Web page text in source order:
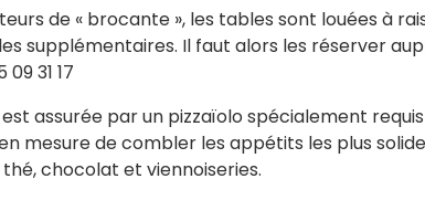
de « brocante », les tables sont louées à
supplémentaires. Il faut alors les réserver
31 17
est assurée par un pizzaïolo spécialement
mesure de combler les appétits les plus
chocolat et viennoiseries.